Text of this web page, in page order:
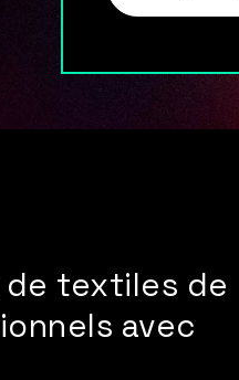
de textiles de
avec